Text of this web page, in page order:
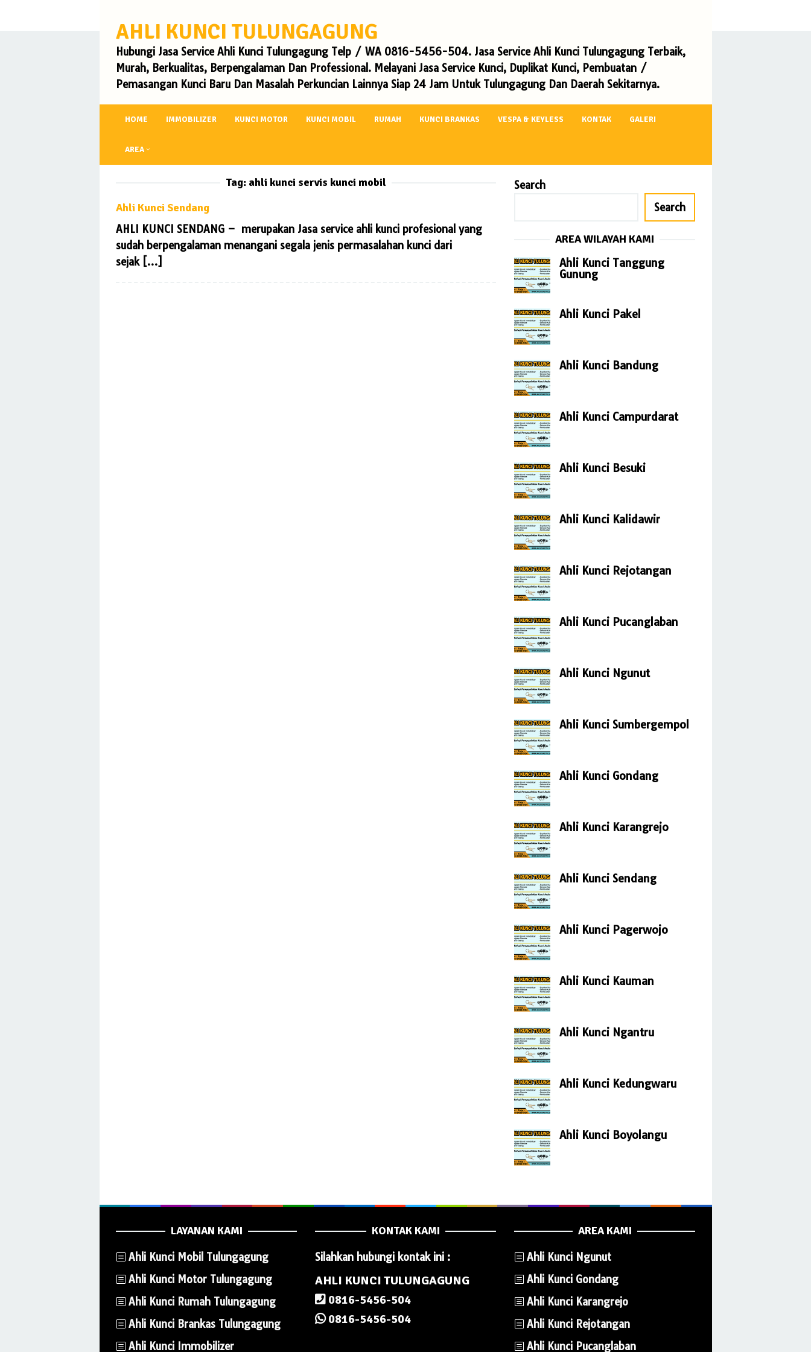
content
AHLI KUNCI TULUNGAGUNG
Hubungi Jasa Service Ahli Kunci Tulungagung Telp / WA 0816-5456-504. Jasa Service Ahli Kunci Tulungagung Terbaik,
Murah, Berkualitas, Berpengalaman Dan Professional. Melayani Jasa Service Kunci, Duplikat Kunci, Pembuatan /
Pemasangan Kunci Baru Dan Masalah Perkuncian Lainnya Siap 24 Jam Untuk Tulungagung Dan Daerah Sekitarnya.
HOME IMMOBILIZER KUNCI MOTOR KUNCI MOBIL RUMAH KUNCI BRANKAS VESPA & KEYLESS KONTAK GALERI
AREA
Tag: ahli kunci servis kunci mobil
Ahli Kunci Sendang
AHLI KUNCI SENDANG – merupakan Jasa service ahli kunci profesional yang
sudah berpengalaman menangani segala jenis permasalahan kunci dari
sejak […]
Search
Search
AREA WILAYAH KAMI
Ahli Kunci Tanggung
Gunung
Ahli Kunci Pakel
Ahli Kunci Bandung
Ahli Kunci Campurdarat
Ahli Kunci Besuki
Ahli Kunci Kalidawir
Ahli Kunci Rejotangan
Ahli Kunci Pucanglaban
Ahli Kunci Ngunut
Ahli Kunci Sumbergempol
Ahli Kunci Gondang
Ahli Kunci Karangrejo
Ahli Kunci Sendang
Ahli Kunci Pagerwojo
Ahli Kunci Kauman
Ahli Kunci Ngantru
Ahli Kunci Kedungwaru
Ahli Kunci Boyolangu
LAYANAN KAMI
Ahli Kunci Mobil Tulungagung
Ahli Kunci Motor Tulungagung
Ahli Kunci Rumah Tulungagung
Ahli Kunci Brankas Tulungagung
Ahli Kunci Immobilizer
KONTAK KAMI
Silahkan hubungi kontak ini :
AHLI KUNCI TULUNGAGUNG
0816-5456-504
0816-5456-504
AREA KAMI
Ahli Kunci Ngunut
Ahli Kunci Gondang
Ahli Kunci Karangrejo
Ahli Kunci Rejotangan
Ahli Kunci Pucanglaban